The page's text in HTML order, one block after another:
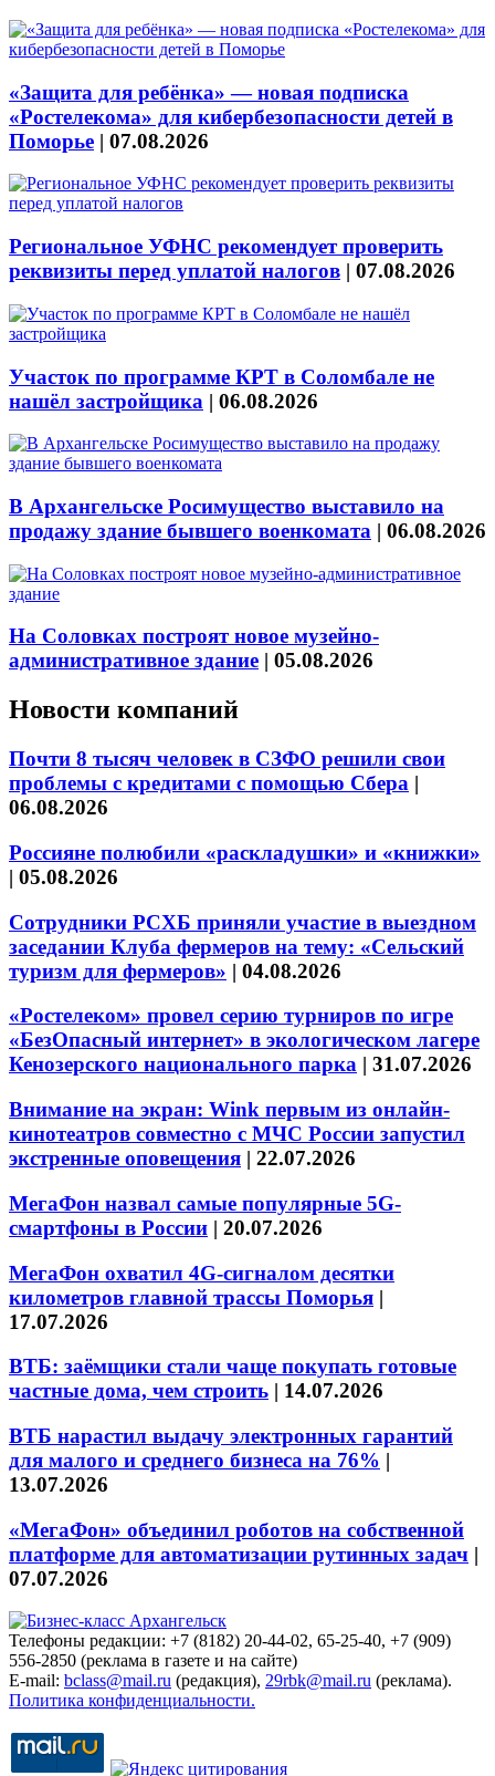
«Защита для ребёнка» — новая подписка
«Ростелекома» для кибербезопасности детей в
Поморье | 07.08.2026
Региональное УФНС рекомендует проверить
реквизиты перед уплатой налогов | 07.08.2026
Участок по программе КРТ в Соломбале не
нашёл застройщика | 06.08.2026
В Архангельске Росимущество выставило на
продажу здание бывшего военкомата | 06.08.2026
На Соловках построят новое музейно-
административное здание | 05.08.2026
Новости компаний
Почти 8 тысяч человек в СЗФО решили свои
проблемы с кредитами с помощью Сбера |
06.08.2026
Россияне полюбили «раскладушки» и «книжки»
| 05.08.2026
Сотрудники РСХБ приняли участие в выездном
заседании Клуба фермеров на тему: «Сельский
туризм для фермеров» | 04.08.2026
«Ростелеком» провел серию турниров по игре
«БезОпасный интернет» в экологическом лагере
Кенозерского национального парка | 31.07.2026
Внимание на экран: Wink первым из онлайн-
кинотеатров совместно с МЧС России запустил
экстренные оповещения | 22.07.2026
МегаФон назвал самые популярные 5G-
смартфоны в России | 20.07.2026
МегаФон охватил 4G-сигналом десятки
километров главной трассы Поморья |
17.07.2026
ВТБ: заёмщики стали чаще покупать готовые
частные дома, чем строить | 14.07.2026
ВТБ нарастил выдачу электронных гарантий
для малого и среднего бизнеса на 76% |
13.07.2026
«МегаФон» объединил роботов на собственной
платформе для автоматизации рутинных задач |
07.07.2026
Телефоны редакции: +7 (8182) 20-44-02, 65-25-40, +7 (909)
556-2850 (реклама в газете и на сайте)
E-mail: bclass@mail.ru (редакция), 29rbk@mail.ru (реклама).
Политика конфиденциальности.